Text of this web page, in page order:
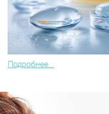
Подробнее...